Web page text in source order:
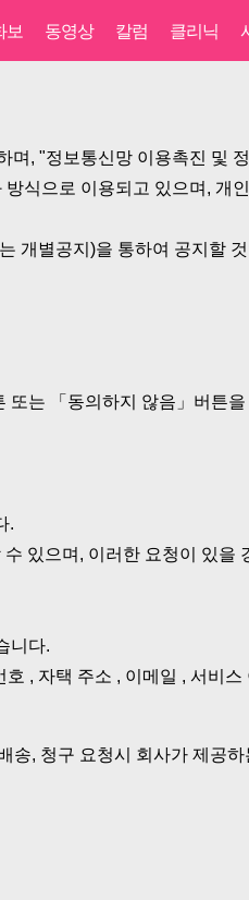
보 동영상 칼럼 클리닉
, "정보통신망 이용촉진 및
식으로 이용되고 있으며, 개
개별공지)을 통하여 공지할
는 「동의하지 않음」버튼
.
있으며, 이러한 요청이 있을
니다.
, 자택 주소 , 이메일 , 서비
송, 청구 요청시 회사가 제공